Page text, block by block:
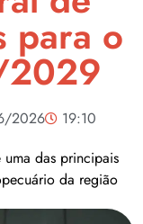
para o
2026
19:10
das principais
da região